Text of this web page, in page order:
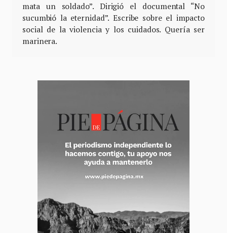
mata un soldado”. Dirigió el documental “No
sucumbió la eternidad”. Escribe sobre el impacto
social de la violencia y los cuidados. Quería ser
marinera.